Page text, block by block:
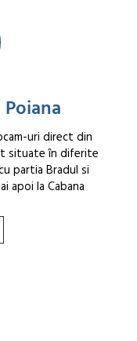
uri direct din
situate în diferite
partia Bradul si
apoi la Cabana